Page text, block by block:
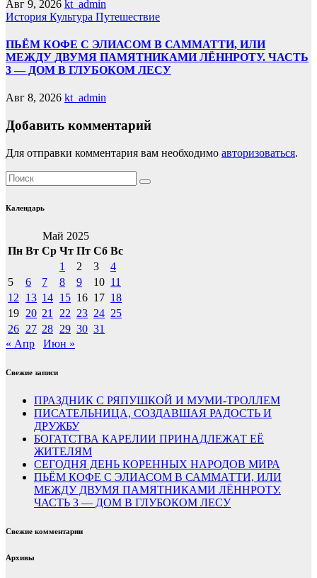
Авг 9, 2026 kt_admin
История Культура Путешествие
ПЬЁМ КОФЕ С ЭЛИАСОМ В САММАТТИ, ИЛИ
МЕЖДУ ДВУМЯ ПАМЯТНИКАМИ ЛЁННРОТУ. ЧАСТЬ
3 — ДОМ В ГЛУБОКОМ ЛЕСУ
Авг 8, 2026 kt_admin
Добавить комментарий
Для отправки комментария вам необходимо авторизоваться.
Календарь
Май 2025
Пн Вт Ср Чт Пт Сб Вс
1
2 3
4
5
6 7 8 9 10 11
12
13 14 15 16 17 18
19 20 21 22 23 24 25
26 27 28 29 30 31
« Апр
Июн »
Свежие записи
ПРАЗДНИК С РЯПУШКОЙ И МУМИ-ТРОЛЛЕМ
ПИСАТЕЛЬНИЦА, СОЗДАВШАЯ РАДОСТЬ И
ДРУЖБУ
БОГАТСТВА КАРЕЛИИ ПРИНАДЛЕЖАТ ЕЁ
ЖИТЕЛЯМ
СЕГОДНЯ ДЕНЬ КОРЕННЫХ НАРОДОВ МИРА
ПЬЁМ КОФЕ С ЭЛИАСОМ В САММАТТИ, ИЛИ
МЕЖДУ ДВУМЯ ПАМЯТНИКАМИ ЛЁННРОТУ.
ЧАСТЬ 3 — ДОМ В ГЛУБОКОМ ЛЕСУ
Свежие комментарии
Архивы